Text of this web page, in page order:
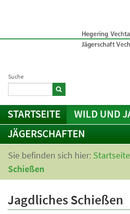
Suche
STARTSEITE WILD UND
JÄGERSCHAFTEN
Sie befinden sich hier: Startseite
Schießen
Jagdliches Schießen